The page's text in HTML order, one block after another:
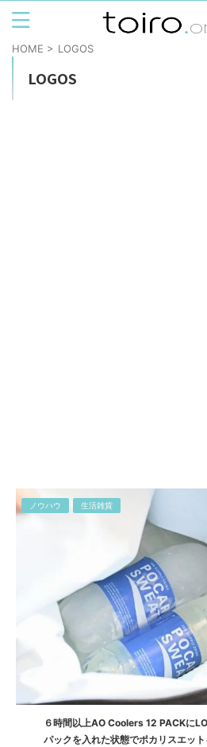
HOME > LOGOS
LOGOS
ノウハウ 生活雑貨
６時間以上AO Coolers 12 PACKに
パックを入れた状態でポカリスエッ